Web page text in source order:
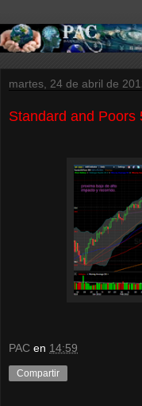
martes, 24 de abril de
Standard and Poors
PAC en 14:59
Compartir